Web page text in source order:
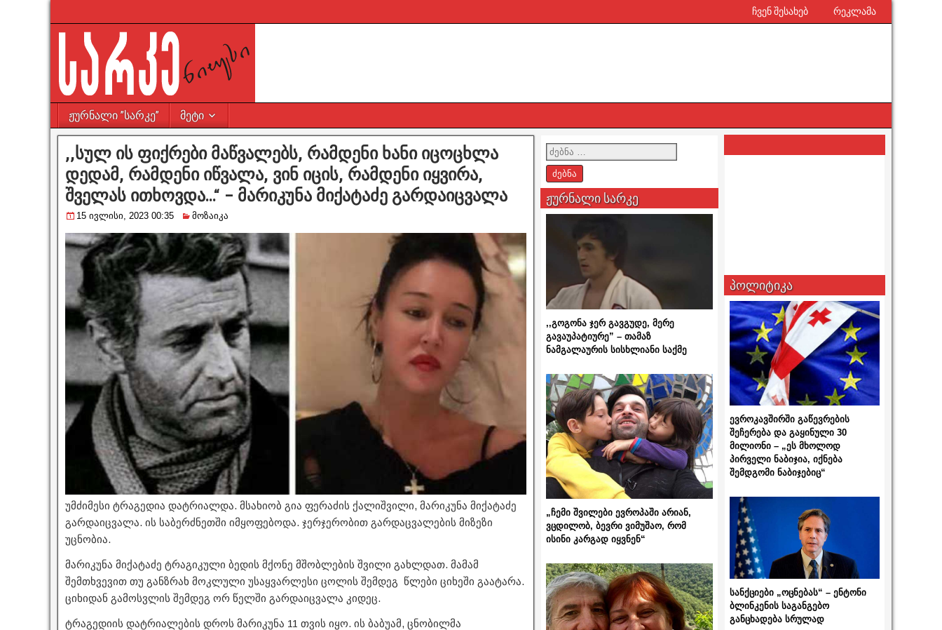
ჩვენ შესახებ რეკლამა
ჟურნალი ”სარკე” მეტი
,,სულ ის ფიქრები მაწვალებს, რამდენი ხანი იცოცხლა
დედამ, რამდენი იწვალა, ვინ იცის, რამდენი იყვირა,
შველას ითხოვდა…“ – მარიკუნა მიქატაძე გარდაიცვალა
15 ივლისი, 2023 00:35 მოზაიკა
უმძიმესი ტრაგედია დატრიალდა. მსახიობ გია ფერაძის ქალიშვილი, მარიკუნა მიქატაძე
გარდაიცვალა. ის საბერძნეთში იმყოფებოდა. ჯერჯერობით გარდაცვალების მიზეზი
უცნობია.
მარიკუნა მიქატაძე ტრაგიკული ბედის მქონე მშობლების შვილი გახლდათ. მამამ
შემთხვევით თუ განზრახ მოკლული უსაყვარლესი ცოლის შემდეგ წლები ციხეში გაატარა.
ციხიდან გამოსვლის შემდეგ ორ წელში გარდაიცვალა კიდეც.
ტრაგედიის დატრიალების დროს მარიკუნა 11 თვის იყო. ის ბაბუამ, ცნობილმა
ჟურნალი სარკე
,,გოგონა ჯერ გავგუდე, მერე
გავაუპატიურე” – თამაზ
ნამგალაურის სისხლიანი საქმე
„ჩემი შვილები ევროპაში არიან,
ვცდილობ, ბევრი ვიმუშაო, რომ
ისინი კარგად იყვნენ“
პოლიტიკა
ევროკავშირში გაწევრების
შეჩერება და გაყინული 30
მილიონი – „ეს მხოლოდ
პირველი ნაბიჯია, იქნება
შემდგომი ნაბიჯებიც“
სანქციები „ოცნებას“ – ენტონი
ბლინკენის საგანგებო
განცხადება სრულად